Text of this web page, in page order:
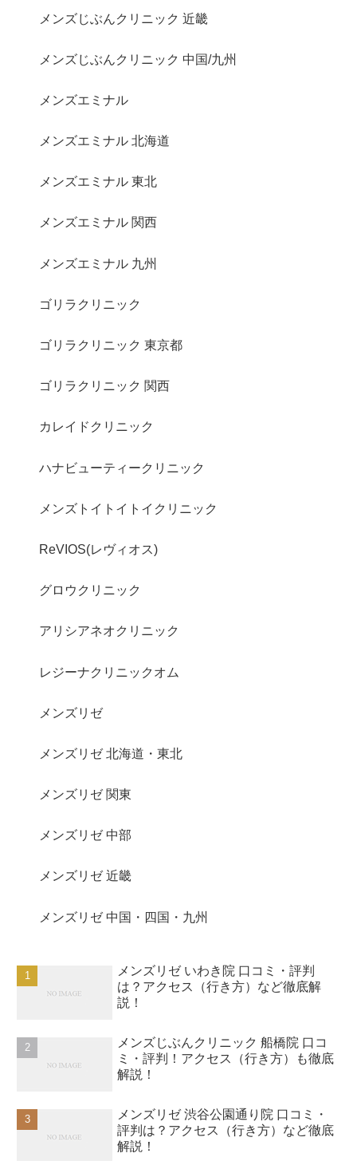
メンズじぶんクリニック 近畿
メンズじぶんクリニック 中国/九州
メンズエミナル
メンズエミナル 北海道
メンズエミナル 東北
メンズエミナル 関西
メンズエミナル 九州
ゴリラクリニック
ゴリラクリニック 東京都
ゴリラクリニック 関西
カレイドクリニック
ハナビューティークリニック
メンズトイトイトイクリニック
ReVIOS(レヴィオス)
グロウクリニック
アリシアネオクリニック
レジーナクリニックオム
メンズリゼ
メンズリゼ 北海道・東北
メンズリゼ 関東
メンズリゼ 中部
メンズリゼ 近畿
メンズリゼ 中国・四国・九州
メンズリゼ いわき院 口コミ・評判
は？アクセス（行き方）など徹底解
説！
メンズじぶんクリニック 船橋院 口コ
ミ・評判！アクセス（行き方）も徹底
解説！
メンズリゼ 渋谷公園通り院 口コミ・
評判は？アクセス（行き方）など徹底
解説！